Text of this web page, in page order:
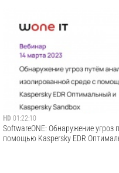
HD 01:22:10
SoftwareONE: Обнаружение угроз
помощью Kaspersky EDR